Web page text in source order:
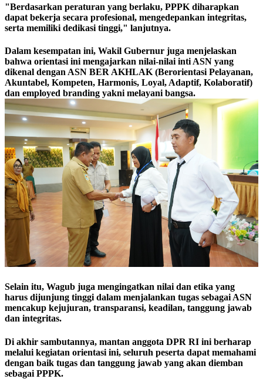
"Berdasarkan peraturan yang berlaku, PPPK diharapkan
dapat bekerja secara profesional, mengedepankan integritas,
serta memiliki dedikasi tinggi," lanjutnya.
Dalam kesempatan ini, Wakil Gubernur juga menjelaskan
bahwa orientasi ini mengajarkan nilai-nilai inti ASN yang
dikenal dengan ASN BER AKHLAK (Berorientasi Pelayanan,
Akuntabel, Kompeten, Harmonis, Loyal, Adaptif, Kolaboratif)
dan employed branding yakni melayani bangsa.
Selain itu, Wagub juga mengingatkan nilai dan etika yang
harus dijunjung tinggi dalam menjalankan tugas sebagai ASN
mencakup kejujuran, transparansi, keadilan, tanggung jawab
dan integritas.
Di akhir sambutannya, mantan anggota DPR RI ini berharap
melalui kegiatan orientasi ini, seluruh peserta dapat memahami
dengan baik tugas dan tanggung jawab yang akan diemban
sebagai PPPK.